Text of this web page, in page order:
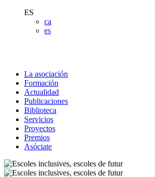
ES
ca
es
La asociación
Formación
Actualidad
Publicaciones
Biblioteca
Servicios
Proyectos
Premios
Asóciate